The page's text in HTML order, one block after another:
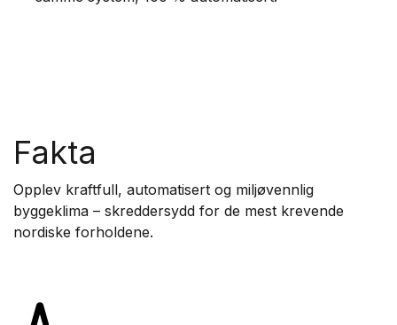
Fakta
Opplev kraftfull, automatisert og miljøvennlig
byggeklima – skreddersydd for de mest krevende
nordiske forholdene.